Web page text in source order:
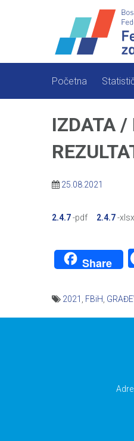
Početna
IZDATA /
25.08.2021
2.4.7-pdf 2.4.7-xlsx
Share
2021 FBiH